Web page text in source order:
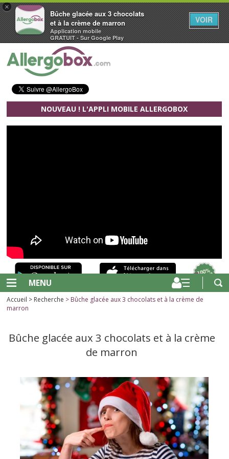
×
Bûche glacée aux 3 chocolats
et à la crème de marron
Application mobile
GRATUIT - Sur Google Play
VOIR
Aller au contenu principal
NOUVEAU ! L'APPLI MOBILE ALLERGOBOX
MENU
Accueil > Recherche > Bûche glacée aux 3 chocolats et à la crème de
marron
Bûche glacée aux 3 chocolats et à la crème
de marron